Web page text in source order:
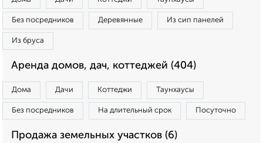
Без посредников Деревянные Из сип панелей
Из бруса
Аренда домов, дач, коттеджей (404)
Дома Дачи Коттеджи Таунхаусы
Без посредников На длительный срок Посуточно
Продажа земельных участков (6)